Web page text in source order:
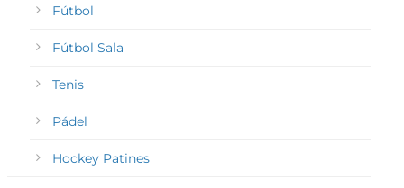
Fútbol
Fútbol Sala
Tenis
Pádel
Hockey Patines